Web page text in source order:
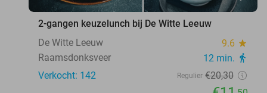
2-gangen keuzelunch bij De Witte Leeuw
De Witte Leeuw
9.6 star
Raamsdonksveer 12 min. directions_walk
Verkocht: 142 Regulier €20,30